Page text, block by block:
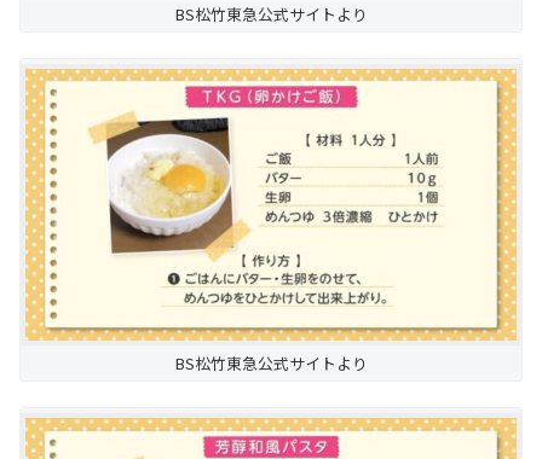
BS松竹東急公式サイトより
BS松竹東急公式サイトより